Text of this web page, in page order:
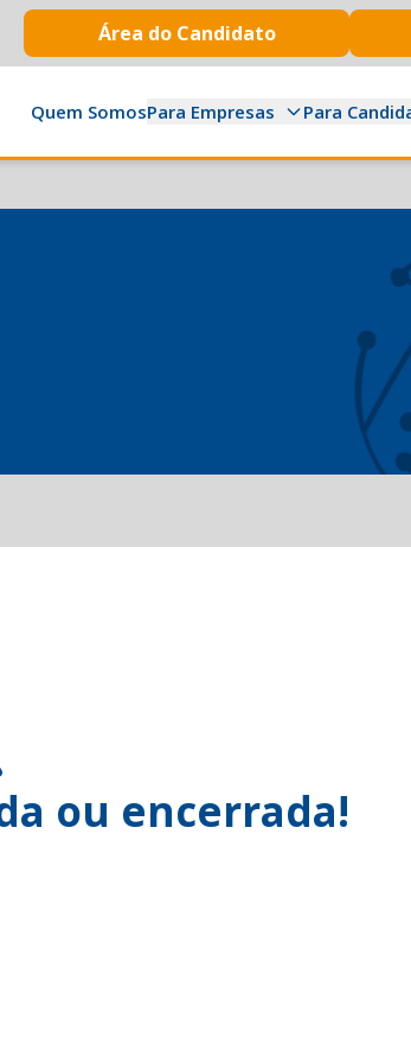
Área do Candidato
Quem SomosPara Empresas Para
ou encerrada!